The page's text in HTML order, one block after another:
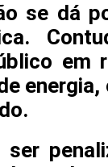
se dá
em